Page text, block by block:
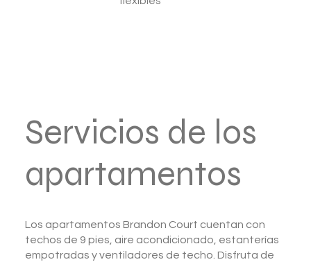
Los apartamentos Brandon Court cuentan con
techos de 9 pies, aire acondicionado, estanterías
empotradas y ventiladores de techo. Disfruta de
Servicios de los
apartamentos